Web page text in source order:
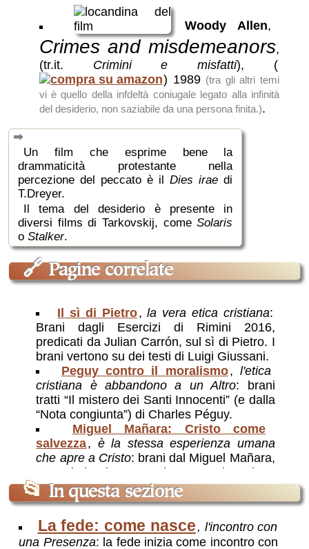
Woody Allen,
Crimes and misdemeanors,
(tr.it. Crimini e misfatti), (
) 1989 (tra gli altri temi
vi è quello della infdeltà coniugale legato alla infinità
del desiderio, non saziabile da una persona finita.).
Un film che esprime bene la
drammaticità protestante nella
percezione del peccato è ilDies irae di
T.Dreyer.
Il tema del desiderio è presente in
diversi films di Tarkovskij, comeSolaris
o Stalker.
🔗 Pagine correlate
Il sì di Pietro,la vera etica cristiana:
Brani dagli Esercizi di Rimini 2016,
predicati da Julian Carrón, sul sì di Pietro. I
brani vertono su dei testi di Luigi Giussani.
La confessione,rapporto con Cristo,
come intendere in modo autentico la
confessione
Miguel Mañara: Cristo come
salvezza, è la stessa esperienza umana
che apre a Cristo: brani dal Miguel Mañara,
preceduti da una breve spiegazione
dell'opera da cui sono tratti
Peguy contro il moralismo,l'etica
cristiana è abbandono a un Altro: brani
tratti “Il mistero dei Santi Innocenti” (e dalla
“Nota congiunta”) di Charles Péguy.
📂 In questa sezione
La fede: come nasce , l'incontro con
una Presenza: la fede inizia come incontro con